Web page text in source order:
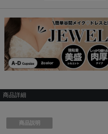
商品詳細
商品説明